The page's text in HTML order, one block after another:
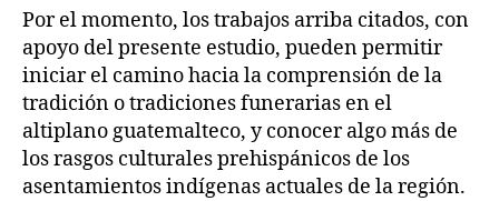
Por el momento, los trabajos arriba citados, con
apoyo del presente estudio, pueden permitir
iniciar el camino hacia la comprensión de la
tradición o tradiciones funerarias en el
altiplano guatemalteco, y conocer algo más de
los rasgos culturales prehispánicos de los
asentamientos indígenas actuales de la región.